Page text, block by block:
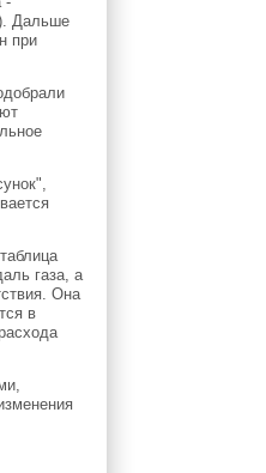
Дальше
при
газа, а
Она
в